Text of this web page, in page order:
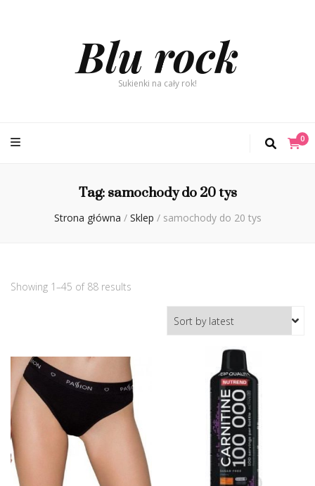
Blu rock
Sukienki na cały rok!
0
Tag:samochody do 20 tys
Strona główna / Sklep / samochody do 20 tys
Showing 1–45 of 88 results